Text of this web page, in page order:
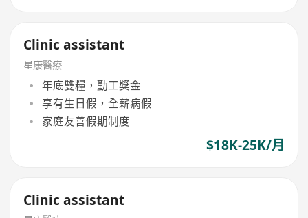
Clinic assistant
星康醫療
年底雙糧，勤工獎金
享有生日假，全薪病假
家庭友善假期制度
$18K-25K/月
Clinic assistant